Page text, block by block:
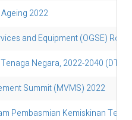
2022
and Equipment (OGSE)
Negara, 2022-2040 (DTN)
Summit (MVMS) 2022
Pembasmian Kemiskinan